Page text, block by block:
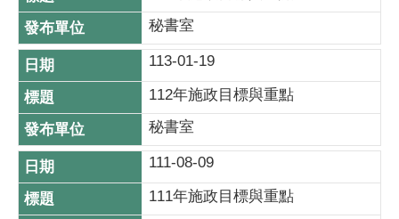
秘書室
113-01-19
112年施政目標與重點
秘書室
111-08-09
111年施政目標與重點